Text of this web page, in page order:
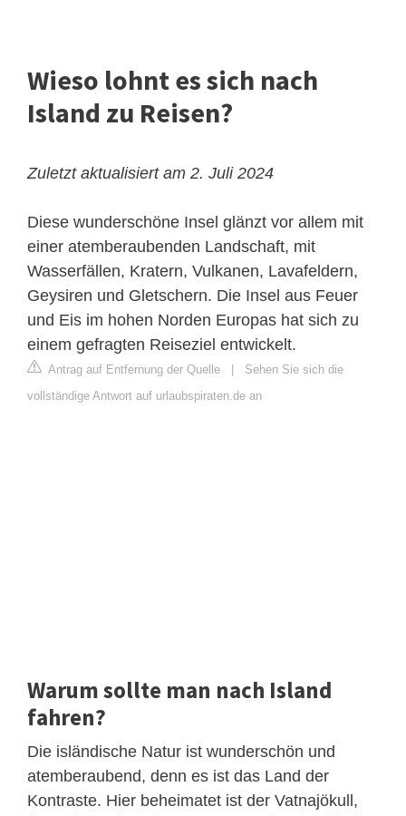
Wieso lohnt es sich nach
Island zu Reisen?
Zuletzt aktualisiert am 2. Juli 2024
Diese wunderschöne Insel glänzt vor allem mit
einer atemberaubenden Landschaft, mit
Wasserfällen, Kratern, Vulkanen, Lavafeldern,
Geysiren und Gletschern. Die Insel aus Feuer
und Eis im hohen Norden Europas hat sich zu
einem gefragten Reiseziel entwickelt.
Antrag auf Entfernung der Quelle
Sehen Sie sich die
vollständige Antwort auf urlaubspiraten.de an
Warum sollte man nach Island
fahren?
Die isländische Natur ist wunderschön und
atemberaubend, denn es ist das Land der
Kontraste. Hier beheimatet ist der Vatnajökull,